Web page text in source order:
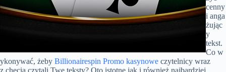
cenny
i anga
żując
y
tekst.
Co w
ykonywać, żeby Billionairespin Promo kasynowe czytelnicy wraz
z chęcią czytali Twe teksty? Oto istotne jak i również najbardziej